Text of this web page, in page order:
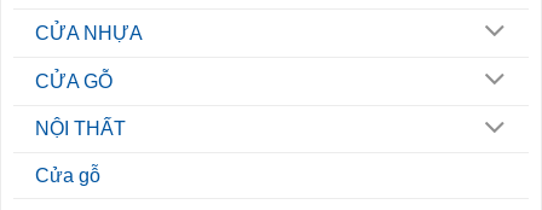
CỬA NHỰA
CỬA GỖ
NỘI THẤT
Cửa gỗ